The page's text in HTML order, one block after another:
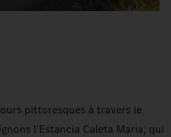
pittoresques à travers le
l’Estancia Caleta Maria, qui